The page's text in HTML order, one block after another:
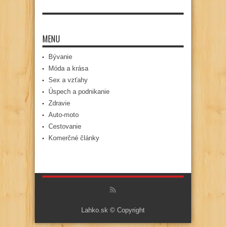
MENU
Bývanie
Móda a krása
Sex a vzťahy
Úspech a podnikanie
Zdravie
Auto-moto
Cestovanie
Komerčné články
Lahko.sk © Copyright